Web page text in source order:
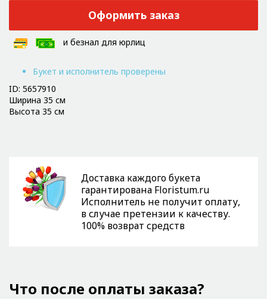
Оформить заказ
и безнал для юрлиц
Букет и исполнитель проверены
ID: 5657910
Ширина 35 см
Высота 35 см
Доставка каждого букета
гарантирована Floristum.ru
Исполнитель не получит оплату,
в случае претензии к качеству.
100% возврат средств
Что после оплаты заказа?